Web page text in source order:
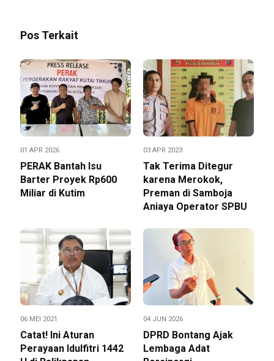
Pos Terkait
01 APR 2026
PERAK Bantah Isu
Barter Proyek Rp600
Miliar di Kutim
03 APR 2023
Tak Terima Ditegur
karena Merokok,
Preman di Samboja
Aniaya Operator SPBU
06 MEI 2021
Catat! Ini Aturan
Perayaan Idulfitri 1442
04 JUN 2026
DPRD Bontang Ajak
Lembaga Adat